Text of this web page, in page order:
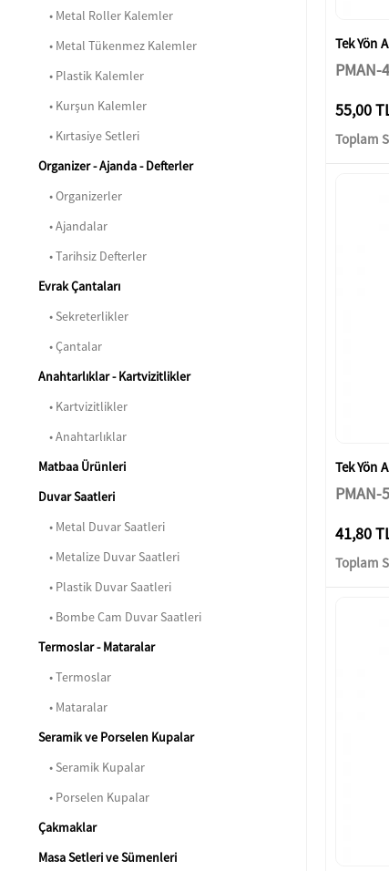
• Metal Roller Kalemler
• Metal Tükenmez Kalemler
• Plastik Kalemler
• Kurşun Kalemler
• Kırtasiye Setleri
Organizer - Ajanda - Defterler
• Organizerler
• Ajandalar
• Tarihsiz Defterler
Evrak Çantaları
• Sekreterlikler
• Çantalar
Anahtarlıklar - Kartvizitlikler
• Kartvizitlikler
• Anahtarlıklar
Matbaa Ürünleri
Duvar Saatleri
• Metal Duvar Saatleri
• Metalize Duvar Saatleri
• Plastik Duvar Saatleri
• Bombe Cam Duvar Saatleri
Termoslar - Mataralar
• Termoslar
• Mataralar
Seramik ve Porselen Kupalar
• Seramik Kupalar
• Porselen Kupalar
Çakmaklar
Masa Setleri ve Sümenleri
Tek Yön
PMAN-
55,00
Toplam
Tek Yön
PMAN-
41,80
Toplam